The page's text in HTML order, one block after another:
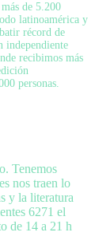
de 5.200
latinoamérica y
récord de
independiente
recibimos más
personas.
Tenemos
nos traen lo
y la literatura
6271 el
de 14 a 21 h